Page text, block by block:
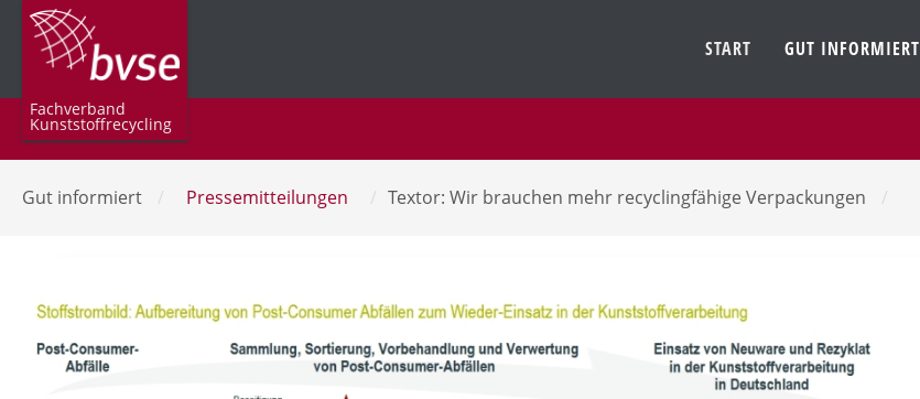
Fachverband
Kunststoffrecycling
START GUT INFORMIERT
Gut informiert / Pressemitteilungen / Textor: Wir brauchen mehr recyclingfähige Verpackungen /